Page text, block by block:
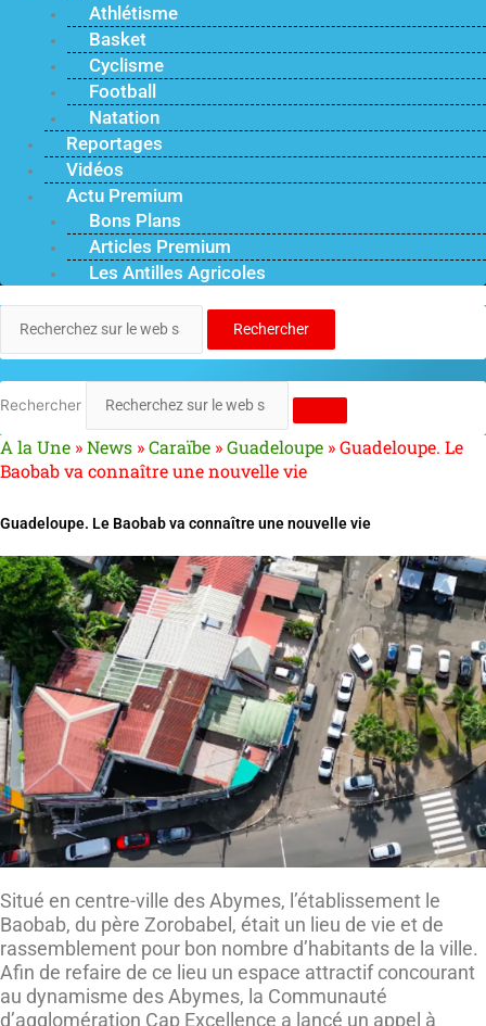
Athlétisme
Basket
Cyclisme
Football
Natation
Reportages
Vidéos
Actu Premium
Bons Plans
Articles Premium
Les Antilles Agricoles
Rechercher
Rechercher
A la Une »News »Caraïbe »Guadeloupe »Guadeloupe. Le
Baobab va connaître une nouvelle vie
Guadeloupe. Le Baobab va connaître une nouvelle vie
Situé en centre-ville des Abymes, l’établissement le
Baobab, du père Zorobabel, était un lieu de vie et de
rassemblement pour bon nombre d’habitants de la ville.
Afin de refaire de ce lieu un espace attractif concourant
au dynamisme des Abymes, la Communauté
d’agglomération Cap Excellence a lancé un appel à